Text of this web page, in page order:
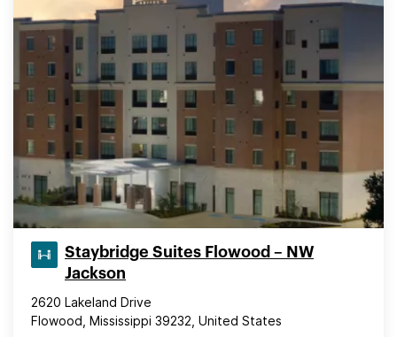
Staybridge Suites Flowood – NW
Jackson
2620 Lakeland Drive
Flowood, Mississippi 39232, United States